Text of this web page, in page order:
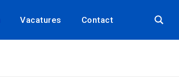
Vacatures Contact